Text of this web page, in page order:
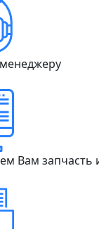
Вам запчасть